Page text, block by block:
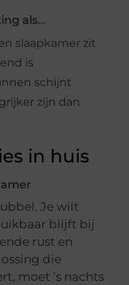
als…
slaapkamer zit
is
schijnt
zijn dan
in huis
Je wilt
blijft bij
rust en
die
moet ’s nachts